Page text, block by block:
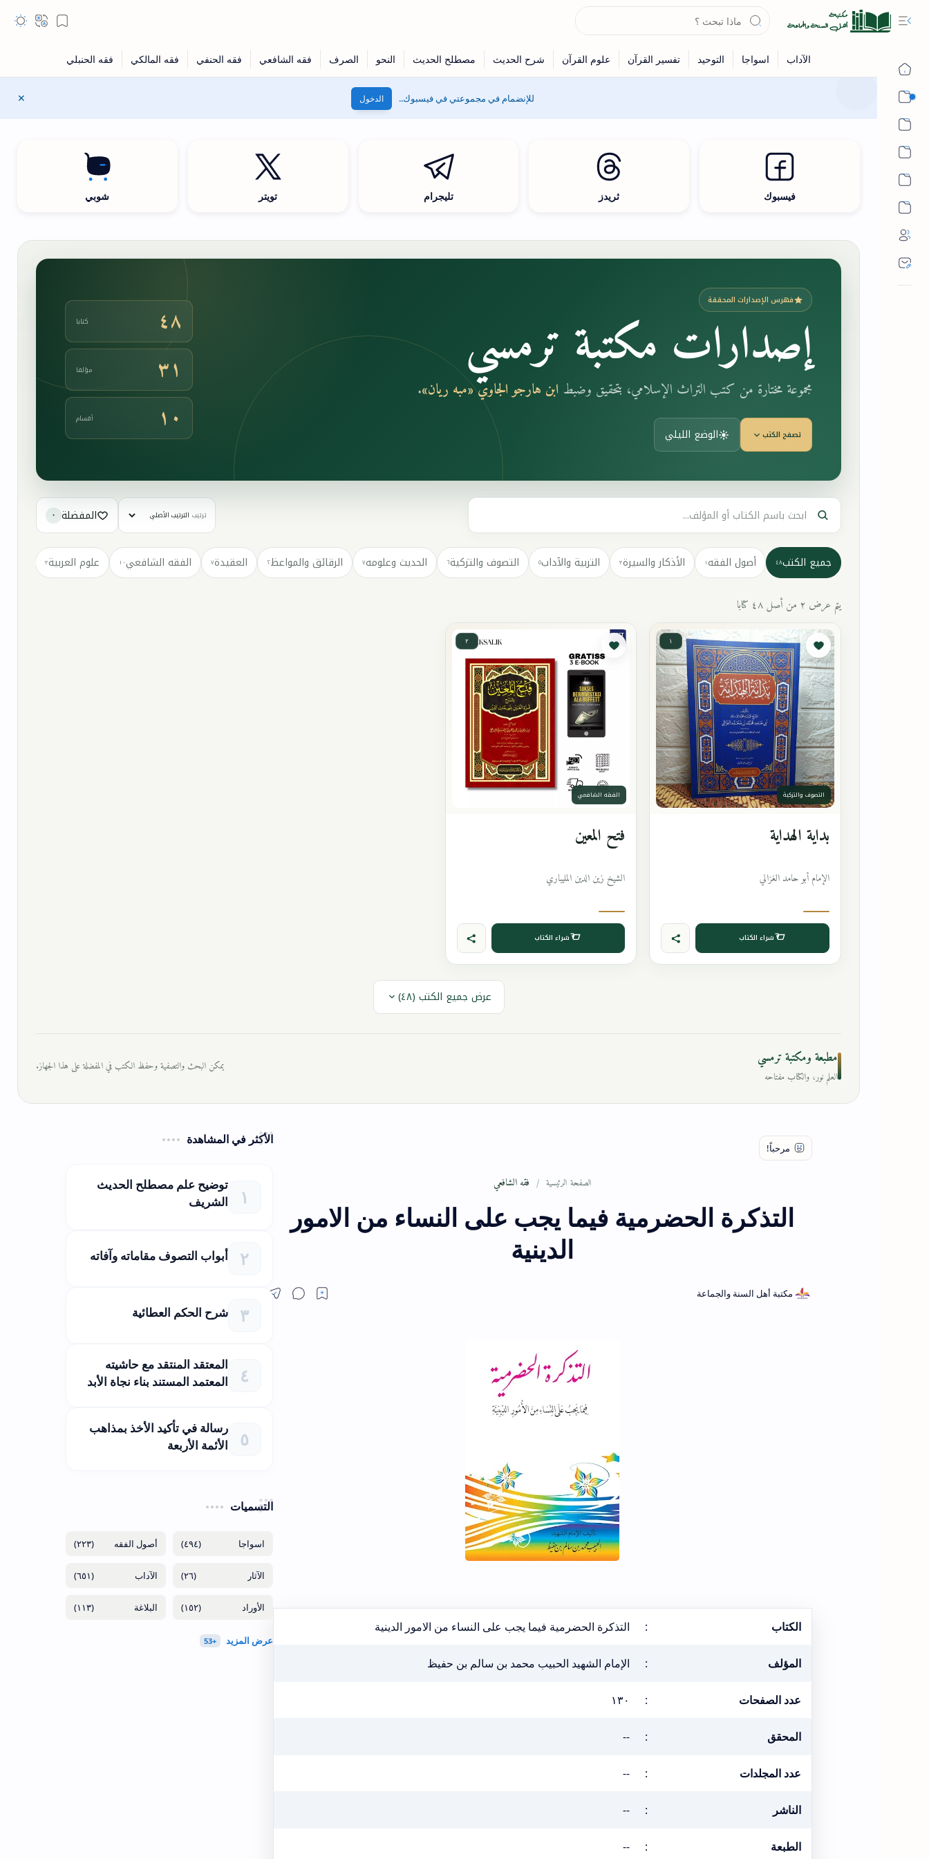
للإنضمام في مجموعتي في فيسبوك.. الدخول
فيسبوك ثريدز تليجرام تويتر شوبي
فهرس الإصدارات المحققة
إصدارات مكتبة ترمسي
مجموعة مختارة من كتب التراث الإسلامي، بتحقيق وضبط ابن هارجو الجاوي «مبه ريان».
تصفح الكتب الوضع الليلي
٤٨ كتابا
٣١ مؤلفا
١٠ أقسام
ترتيب المفضلة ٠
جميع الكتب٤٨ أصول الفقه١ الأذكار والسيرة٣ التربية والآداب٥ التصوف والتزكية٦ الحديث وعلومه٧ الرقائق والمواعظ٢ العقيدة٧ الفقه الشافعي١٠ علوم العربية٣
يتم عرض ٢ من أصل ٤٨ كتابا
١
التصوف والتزكية
بداية الهداية
الإمام أبو حامد الغزالي
شراء الكتاب
٢
الفقه الشافعي
فتح المعين
الشيخ زين الدين المليباري
شراء الكتاب
عرض جميع الكتب (٤٨)
مطبعة ومكتبة ترمسي
العلم نور، والكتاب مفتاحه
يمكن البحث والتصفية وحفظ الكتب في المفضلة على هذا الجهاز.
الصفحة الرئيسية فقه الشافعي
التذكرة الحضرمية فيما يجب على النساء من الامور
الدينية
الكتاب : التذكرة الحضرمية فيما يجب على النساء من الامور الدينية
المؤلف : الإمام الشهيد الحبيب محمد بن سالم بن حفيظ
عدد الصفحات : ١٣٠
المحقق :
--
عدد المجلدات :
--
الناشر :
--
الطبعة :
--
الأكثر في المشاهدة
توضيح علم مصطلح الحديث
الشريف
أبواب التصوف مقاماته وآفاته
شرح الحكم العطائية
المعتقد المنتقد مع حاشيته
المعتمد المستند بناء نجاة الأبد
رسالة في تأكيد الأخذ بمذاهب
الأئمة الأربعة
التسميات
(٤٩٤) (٢٢٣)
(٢٦) (٦٥١)
(١٥٢) (١١٣)